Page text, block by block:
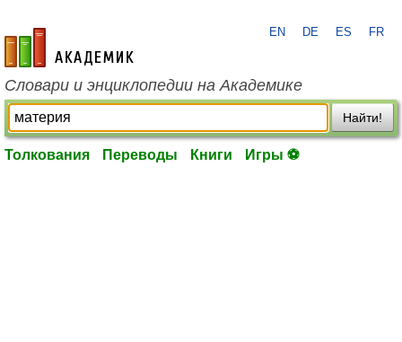
academic.ru
EN DE ES FR
Словари и энциклопедии на Академике
Найти!
Толкования Переводы Книги Игры ⚽